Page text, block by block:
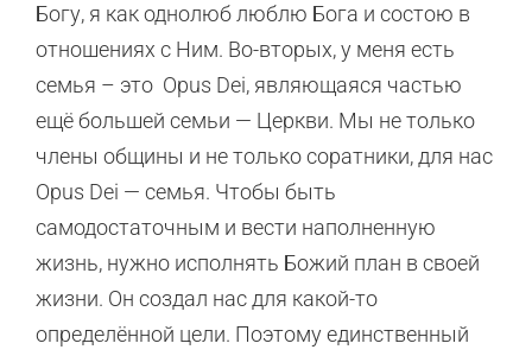
Богу, я как однолюб люблю Бога и состою в
отношениях с Ним. Во-вторых, у меня есть
семья – это Opus Dei, являющаяся частью
ещё большей семьи — Церкви. Мы не только
члены общины и не только соратники, для нас
Opus Dei — семья. Чтобы быть
самодостаточным и вести наполненную
жизнь, нужно исполнять Божий план в своей
жизни. Он создал нас для какой-то
определённой цели. Поэтому единственный